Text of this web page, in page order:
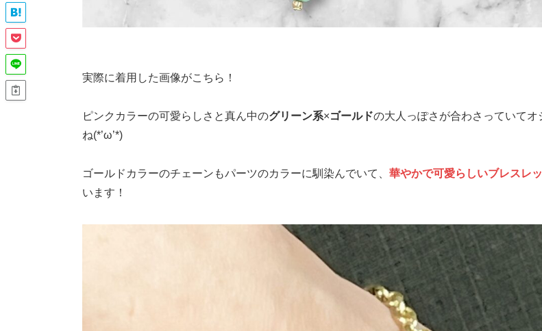
実際に着用した画像がこちら！
ピンクカラーの可愛らしさと真ん中のグリーン系×ゴールドの大人っぽさが合わさっていてオ
ね(*’ω’*)
ゴールドカラーのチェーンもパーツのカラーに馴染んでいて、 華やかで可愛らしいブレスレ
います！